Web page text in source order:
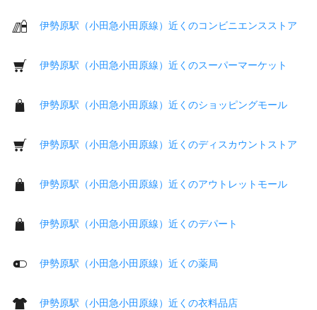
伊勢原駅（小田急小田原線）近くのコンビニエンスストア
伊勢原駅（小田急小田原線）近くのスーパーマーケット
伊勢原駅（小田急小田原線）近くのショッピングモール
伊勢原駅（小田急小田原線）近くのディスカウントストア
伊勢原駅（小田急小田原線）近くのアウトレットモール
伊勢原駅（小田急小田原線）近くのデパート
伊勢原駅（小田急小田原線）近くの薬局
伊勢原駅（小田急小田原線）近くの衣料品店